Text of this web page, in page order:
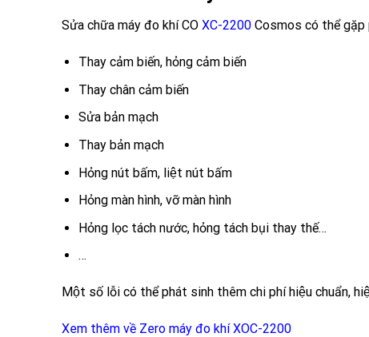
Sửa chữa máy đo khí CO XC-2200 Cosmos có thể gặp
Thay cảm biến, hỏng cảm biến
Thay chân cảm biến
Sửa bản mạch
Thay bản mạch
Hỏng nút bấm, liệt nút bấm
Hỏng màn hình, vỡ màn hình
Hỏng lọc tách nước, hỏng tách bụi thay thế…
…
Một số lỗi có thể phát sinh thêm chi phí hiệu chuẩn,
Xem thêm về Zero máy đo khí XOC-2200